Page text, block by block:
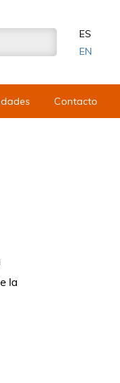
ES
EN
Contacto
la